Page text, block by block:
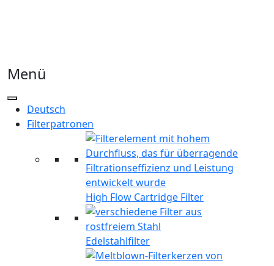
Menü
Deutsch
Filterpatronen
High Flow Cartridge Filter
Edelstahlfilter